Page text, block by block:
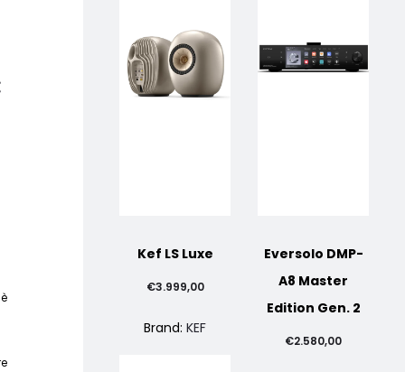
Kef LS Luxe
€3.999,00
Brand:KEF
Eversolo DMP-
A8 Master
Edition Gen. 2
€2.580,00